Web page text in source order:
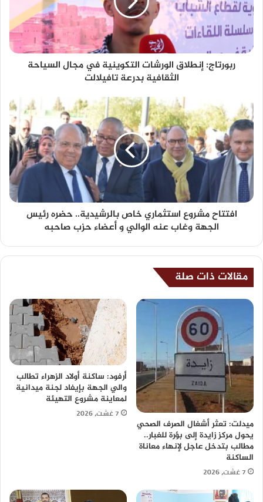
ربورتاج: إنطلاق الورشات التكوينية في مجال السياحة
الثقافية بدرعة تافيلالت
افتتاح مشروع استثماري خاص بالرشيدية.. حضره رئيس
الجهة وغاب عنه الوالي و أعضاء حزب صاحبه
مقالات ذات صلة
ميدلت: تعثر أشغال الصرف الصحي
يحول مركز زايدة إلى بؤرة للغبار..
مطالب بتدخل عاجل لإنهاء معاناة
الساكنة
7 غشت، 2026
أرفود: ساكنة أولاد الزهراء تطالب
والي الجهة بإيفاد لجنة ميدانية
لمعاينة مشروع التهيئة
7 غشت، 2026